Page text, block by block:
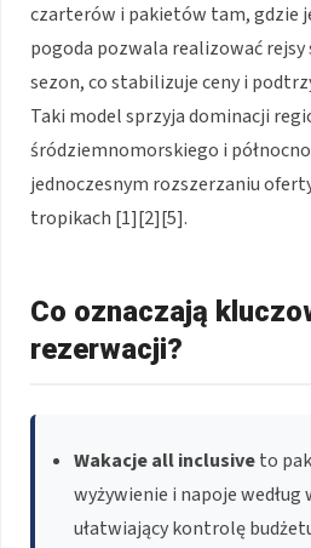
czarterów i pakietów tam, gdzie
pogoda pozwala realizować rejsy
sezon, co stabilizuje ceny i
Taki model sprzyja dominacji
śródziemnomorskiego i
jednoczesnym rozszerzaniu
tropikach [1][2][5].
Co oznaczają
rezerwacji?
Wakacje all inclusiveto
wyżywienie i napoje
ułatwiający kontrolę